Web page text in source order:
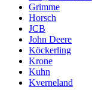
Grimme
Horsch
JCB
John Deere
Köckerling
Krone
Kuhn
Kverneland